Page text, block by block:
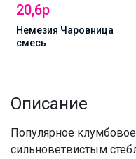
20,6р
Немезия Чаровница
смесь
Описание
Популярное
сильноветвистым